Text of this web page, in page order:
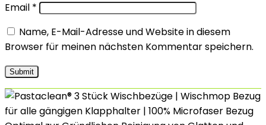
Email *
Name, E-Mail-Adresse und Website in diesem
Browser für meinen nächsten Kommentar speichern.